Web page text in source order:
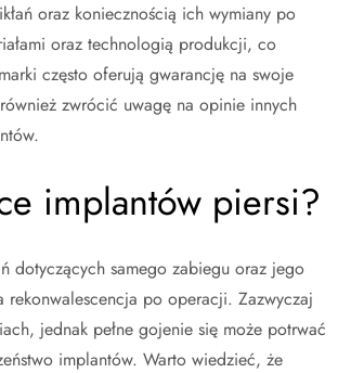
oraz koniecznością ich wymiany po
oraz technologią produkcji, co
często oferują gwarancję na swoje
zwrócić uwagę na opinie innych
implantów piersi?
dotyczących samego zabiegu oraz jego
rekonwalescencja po operacji. Zazwyczaj
jednak pełne gojenie się może potrwać
implantów. Warto wiedzieć, że